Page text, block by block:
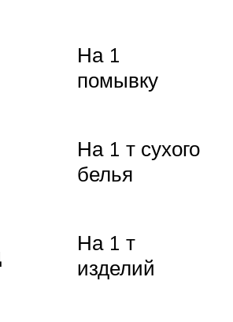
На 1
помывку
На 1 т сухого
белья
На 1 т
изделий